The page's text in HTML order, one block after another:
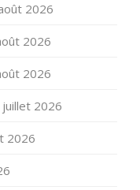
2026
2026
2026
2026
2026